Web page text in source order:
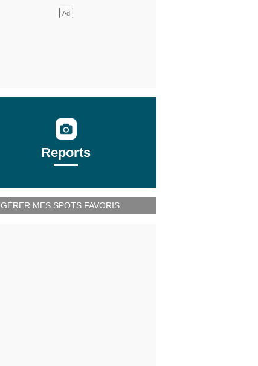
Reports
GÉRER MES SPOTS FAVORIS